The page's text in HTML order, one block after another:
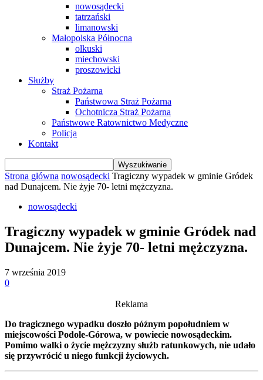
nowosądecki
tatrzański
limanowski
Małopolska Północna
olkuski
miechowski
proszowicki
Służby
Straż Pożarna
Państwowa Straż Pożarna
Ochotnicza Straż Pożarna
Państwowe Ratownictwo Medyczne
Policja
Kontakt
Strona główna nowosądecki Tragiczny wypadek w gminie Gródek
nad Dunajcem. Nie żyje 70- letni mężczyzna.
nowosądecki
Tragiczny wypadek w gminie Gródek nad
Dunajcem. Nie żyje 70- letni mężczyzna.
7 września 2019
0
Reklama
Do tragicznego wypadku doszło późnym popołudniem w
miejscowości Podole-Górowa, w powiecie nowosądeckim.
Pomimo walki o życie mężczyzny służb ratunkowych, nie udało
się przywrócić u niego funkcji życiowych.